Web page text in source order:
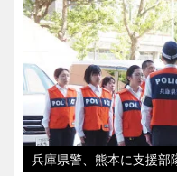
兵庫県警、熊本に支援部